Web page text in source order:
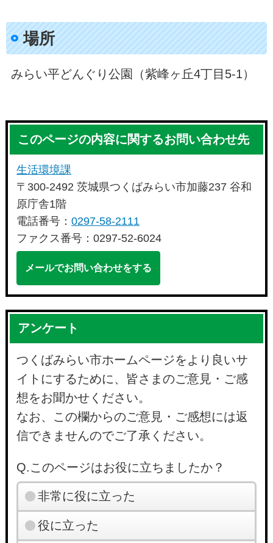
場所
みらい平どんぐり公園（紫峰ヶ丘4丁目5-1）
このページの内容に関するお問い合わせ先
生活環境課
〒300-2492 茨城県つくばみらい市加藤237 谷和
原庁舎1階
電話番号：0297-58-2111
ファクス番号：0297-52-6024
メールでお問い合わせをする
アンケート
つくばみらい市ホームページをより良いサ
イトにするために、皆さまのご意見・ご感
想をお聞かせください。
なお、この欄からのご意見・ご感想には返
信できませんのでご了承ください。
Q.このページはお役に立ちましたか？
非常に役に立った
役に立った